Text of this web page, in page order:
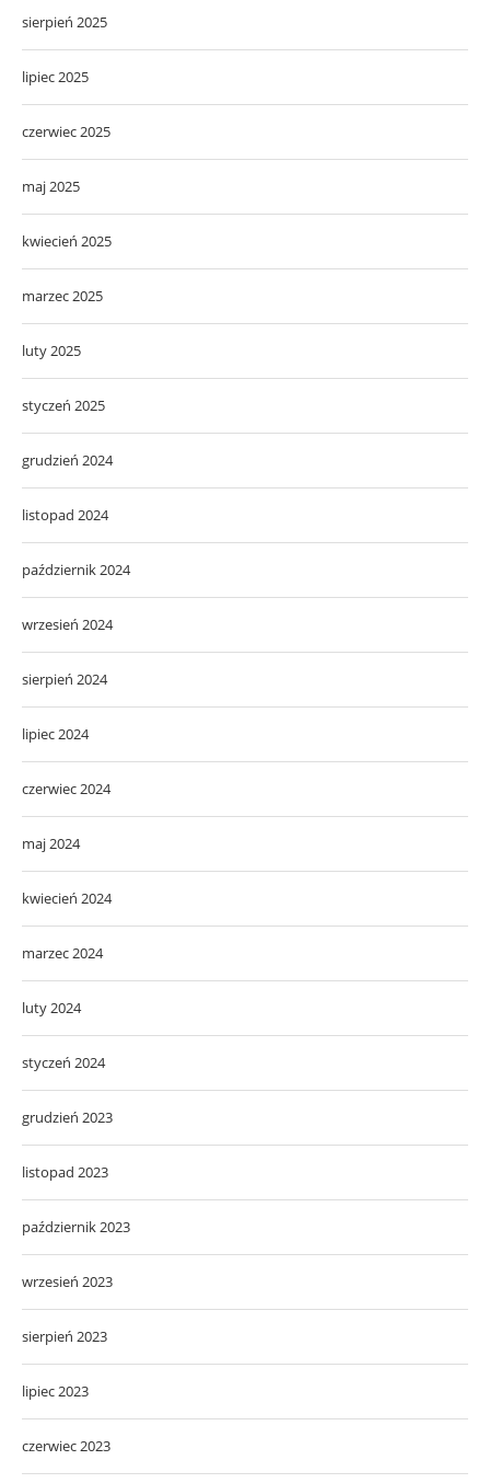
sierpień 2025
lipiec 2025
czerwiec 2025
maj 2025
kwiecień 2025
marzec 2025
luty 2025
styczeń 2025
grudzień 2024
listopad 2024
październik 2024
wrzesień 2024
sierpień 2024
lipiec 2024
czerwiec 2024
maj 2024
kwiecień 2024
marzec 2024
luty 2024
styczeń 2024
grudzień 2023
listopad 2023
październik 2023
wrzesień 2023
sierpień 2023
lipiec 2023
czerwiec 2023